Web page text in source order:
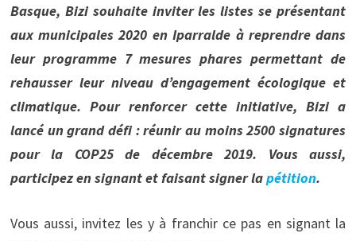
Basque, Bizi souhaite inviter les listes se présentant
aux municipales 2020 en Iparralde à reprendre dans
leur programme 7 mesures phares permettant de
rehausser leur niveau d’engagement écologique et
climatique. Pour renforcer cette initiative, Bizi a
lancé un grand défi : réunir au moins 2500 signatures
pour la COP25 de décembre 2019. Vous aussi,
participez en signant et faisant signer lapétition.
Vous aussi, invitez les y à franchir ce pas en signant la